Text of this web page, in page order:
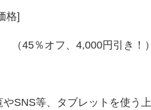
格]
（45％オフ、4,000円引き！）
やSNS等、タブレットを使う